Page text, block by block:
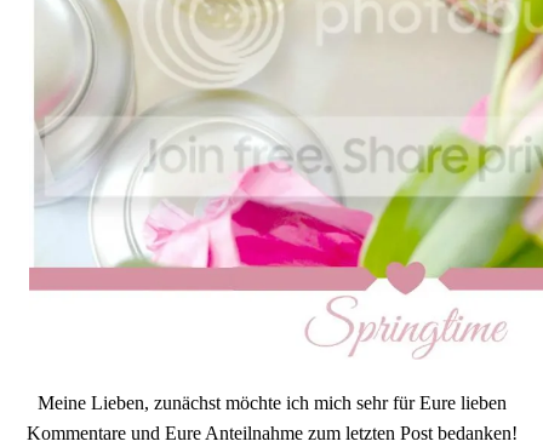
Meine Lieben, zunächst möchte ich mich sehr für Eure lieben
Kommentare und Eure Anteilnahme zum letzten Post bedanken!